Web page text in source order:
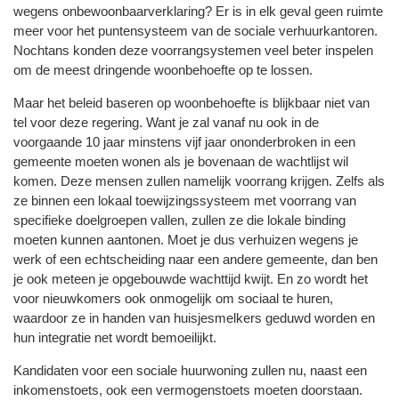
wegens onbewoonbaarverklaring? Er is in elk geval geen ruimte
meer voor het puntensysteem van de sociale verhuurkantoren.
Nochtans konden deze voorrangsystemen veel beter inspelen
om de meest dringende woonbehoefte op te lossen.
Maar het beleid baseren op woonbehoefte is blijkbaar niet van
tel voor deze regering. Want je zal vanaf nu ook in de
voorgaande 10 jaar minstens vijf jaar ononderbroken in een
gemeente moeten wonen als je bovenaan de wachtlijst wil
komen. Deze mensen zullen namelijk voorrang krijgen. Zelfs als
ze binnen een lokaal toewijzingssysteem met voorrang van
specifieke doelgroepen vallen, zullen ze die lokale binding
moeten kunnen aantonen. Moet je dus verhuizen wegens je
werk of een echtscheiding naar een andere gemeente, dan ben
je ook meteen je opgebouwde wachttijd kwijt. En zo wordt het
voor nieuwkomers ook onmogelijk om sociaal te huren,
waardoor ze in handen van huisjesmelkers geduwd worden en
hun integratie net wordt bemoeilijkt.
Kandidaten voor een sociale huurwoning zullen nu, naast een
inkomenstoets, ook een vermogenstoets moeten doorstaan.